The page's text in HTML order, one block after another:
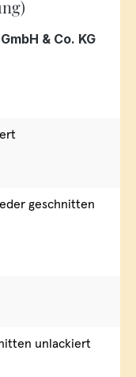
& Co. KG
geschnitten
unlackiert